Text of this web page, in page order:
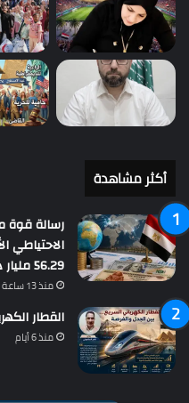
أكثر مشاهدة
رسالة قوة
الاحتياطي
56.29 مليار دولار بنهاية يوليو
منذ 13 ساعة
القطار
منذ 6 أيام